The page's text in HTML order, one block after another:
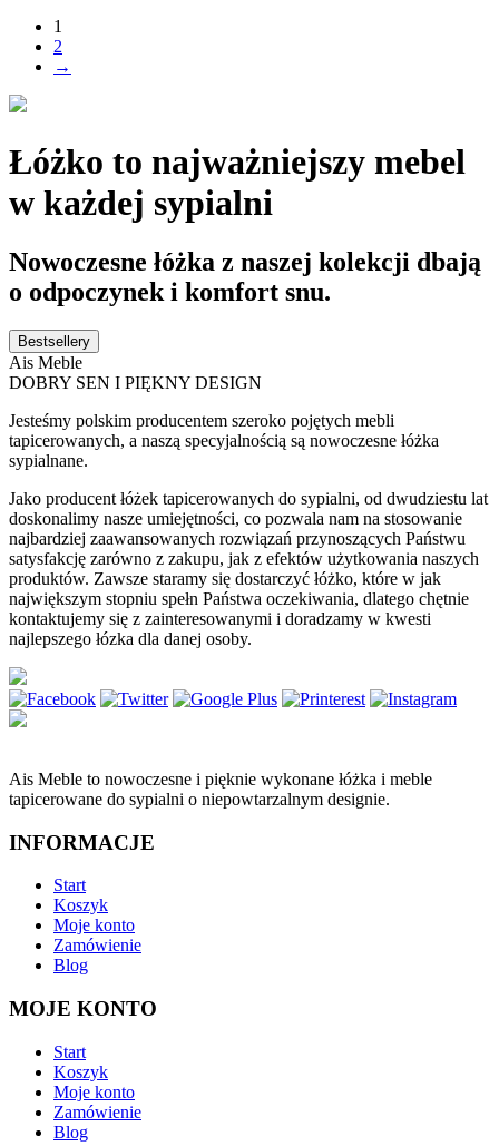
1
2
→
Łóżko to najważniejszy mebel
w każdej sypialni
Nowoczesne łóżka z naszej kolekcji dbają
o odpoczynek i komfort snu.
Bestsellery
Ais Meble
DOBRY SEN I PIĘKNY DESIGN
Jesteśmy polskim producentem szeroko pojętych mebli
tapicerowanych, a naszą specyjalnością są nowoczesne łóżka
sypialnane.
Jako producent łóżek tapicerowanych do sypialni, od dwudziestu lat
doskonalimy nasze umiejętności, co pozwala nam na stosowanie
najbardziej zaawansowanych rozwiązań przynoszących Państwu
satysfakcję zarówno z zakupu, jak z efektów użytkowania naszych
produktów. Zawsze staramy się dostarczyć łóżko, które w jak
największym stopniu spełn Państwa oczekiwania, dlatego chętnie
kontaktujemy się z zainteresowanymi i doradzamy w kwesti
najlepszego łózka dla danej osoby.
Ais Meble to nowoczesne i pięknie wykonane łóżka i meble
tapicerowane do sypialni o niepowtarzalnym designie.
INFORMACJE
Start
Koszyk
Moje konto
Zamówienie
Blog
MOJE KONTO
Start
Koszyk
Moje konto
Zamówienie
Blog